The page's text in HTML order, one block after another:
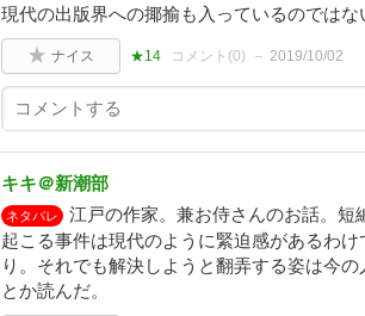
現代の出版界への揶揄も入っているのではな
ナイス ★14 コメント(0) 2019/10/02
キキ＠新潮部
ネタバレ
江戸の作家。兼お侍さんのお話。短
起こる事件は現代のように緊迫感があるわ
り。それでも解決しようと翻弄する姿は今
とか読んだ。